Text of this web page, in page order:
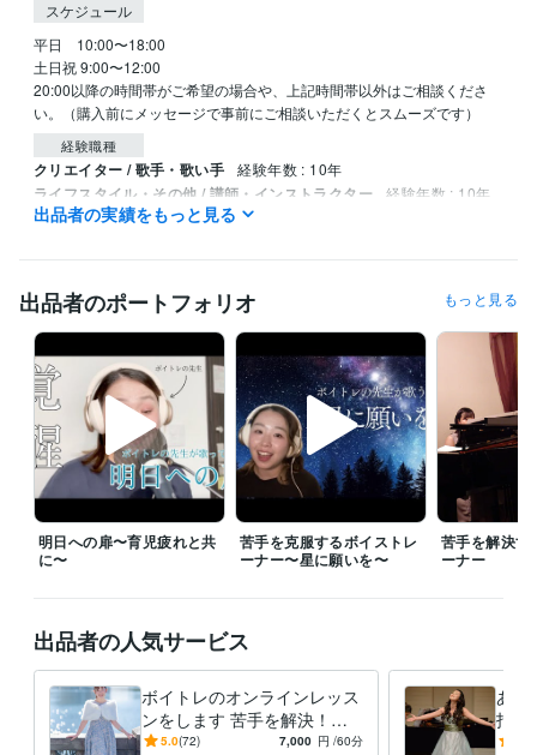
スケジュール
平日　10:00〜18:00
土日祝 9:00〜12:00
20:00以降の時間帯がご希望の場合や、上記時間帯以外はご相談くださ
い。（購入前にメッセージで事前にご相談いただくとスムーズです）
経験職種
クリエイター / 歌手・歌い手 経験年数 : 10年
ライフスタイル・その他 / 講師・インストラクター 経験年数 : 10年
ライフスタイル・その他 / アイドル・タレント・アーティスト
ジョルジョ・ロールミ国際声楽コンクール　入選
資格・検定
中学校教諭免許 取得年 : 2018年
高等学校教諭免許 取得年 : 2018年
得意分野
音楽制作・ナレーション ボイトレ
音楽
学歴
東京学芸大学 2012年3月 ~ 2018年2月
出品者の実績をもっと見る
出品者のポートフォリオ もっと見る
明日への扉〜育児疲れと共
に〜
苦手を克服するボイストレ
ーナー〜星に願いを〜
苦手を解決す
ーナー
出品者の人気サービス
ボイトレのオンラインレッス
ンをします 苦手を解決！歌
に自信をつけたい方へ
5.0(72) 7,000 円 /60分
あな
指導
で歌